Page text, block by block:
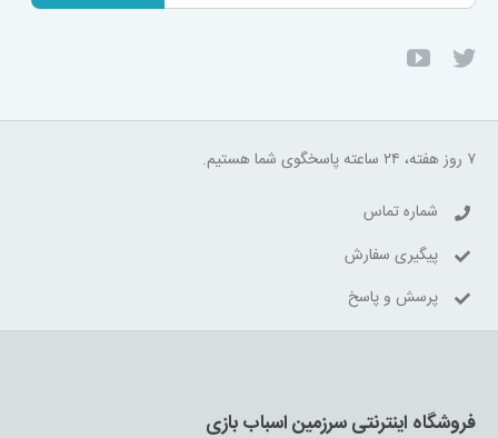
۷ روز هفته، ۲۴ ساعته پاسخگوی شما هستیم.
شماره تماس
پیگیری سفارش
پرسش و پاسخ
فروشگاه اینترنتی سرزمین اسباب بازی